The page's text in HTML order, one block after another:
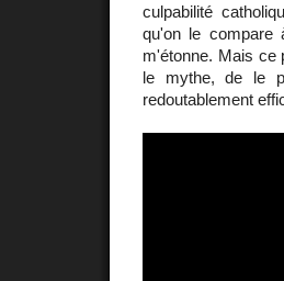
culpabilité
qu'on le
m'étonne. Mais ce
le mythe, de le
redoutablement